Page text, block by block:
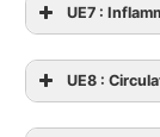
UE7 :
UE8 :